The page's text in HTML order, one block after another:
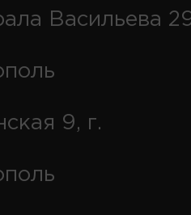
Васильева
9, г.